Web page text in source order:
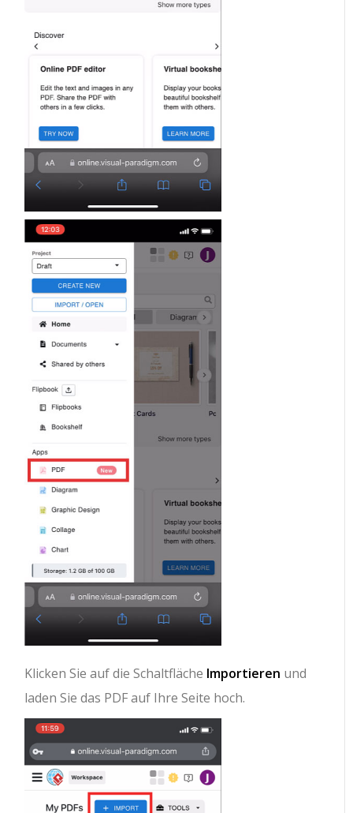
Klicken Sie auf die Schaltfläche Importieren und
laden Sie das PDF auf Ihre Seite hoch.